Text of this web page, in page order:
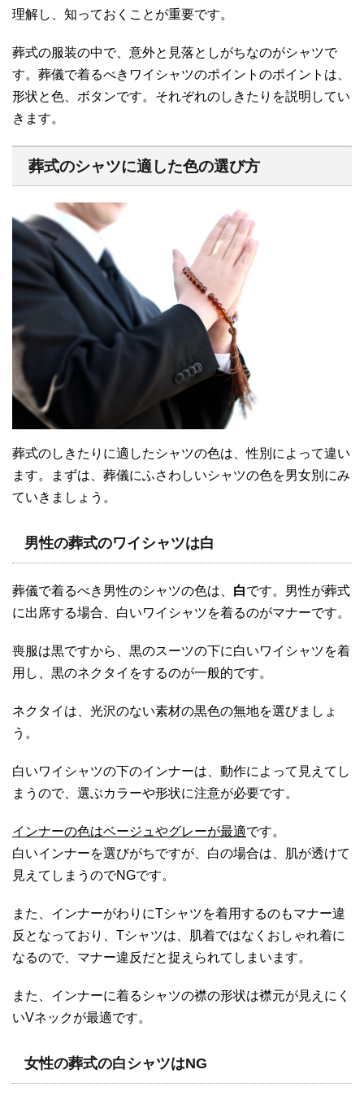
理解し、知っておくことが重要です。
葬式の服装の中で、意外と見落としがちなのがシャツで
す。葬儀で着るべきワイシャツのポイントのポイントは、
形状と色、ボタンです。それぞれのしきたりを説明してい
きます。
葬式のシャツに適した色の選び方
葬式のしきたりに適したシャツの色は、性別によって違い
ます。まずは、葬儀にふさわしいシャツの色を男女別にみ
ていきましょう。
男性の葬式のワイシャツは白
葬儀で着るべき男性のシャツの色は、 白です。男性が葬式
に出席する場合、白いワイシャツを着るのがマナーです。
喪服は黒ですから、黒のスーツの下に白いワイシャツを着
用し、黒のネクタイをするのが一般的です。
ネクタイは、光沢のない素材の黒色の無地を選びましょ
う。
白いワイシャツの下のインナーは、動作によって見えてし
まうので、選ぶカラーや形状に注意が必要です。
インナーの色はベージュやグレーが最適です。
白いインナーを選びがちですが、白の場合は、肌が透けて
見えてしまうのでNGです。
また、インナーがわりにTシャツを着用するのもマナー違
反となっており、Tシャツは、肌着ではなくおしゃれ着に
なるので、マナー違反だと捉えられてしまいます。
また、インナーに着るシャツの襟の形状は襟元が見えにく
いVネックが最適です。
女性の葬式の白シャツはNG